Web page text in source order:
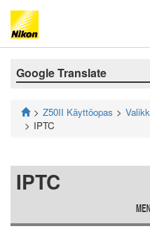
Google Translate
Z50II Käyttöopas
IPTC
IPTC